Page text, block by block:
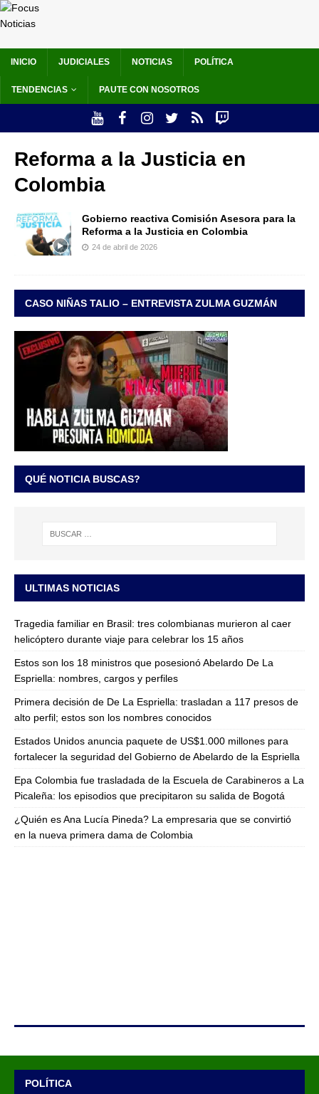
INICIO JUDICIALES NOTICIAS POLÍTICA
TENDENCIAS PAUTE CON NOSOTROS
Reforma a la Justicia en
Colombia
Gobierno reactiva Comisión Asesora para la
Reforma a la Justicia en Colombia
24 de abril de 2026
CASO NIÑAS TALIO – ENTREVISTA ZULMA GUZMÁN
QUÉ NOTICIA BUSCAS?
ULTIMAS NOTICIAS
Tragedia familiar en Brasil: tres colombianas murieron al caer
helicóptero durante viaje para celebrar los 15 años
Estos son los 18 ministros que posesionó Abelardo De La
Espriella: nombres, cargos y perfiles
Primera decisión de De La Espriella: trasladan a 117 presos de
alto perfil; estos son los nombres conocidos
Estados Unidos anuncia paquete de US$1.000 millones para
fortalecer la seguridad del Gobierno de Abelardo de la Espriella
Epa Colombia fue trasladada de la Escuela de Carabineros a La
Picaleña: los episodios que precipitaron su salida de Bogotá
¿Quién es Ana Lucía Pineda? La empresaria que se convirtió
en la nueva primera dama de Colombia
POLÍTICA